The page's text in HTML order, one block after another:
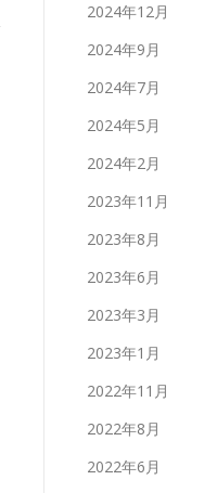
2024年12月
2024年9月
2024年7月
2024年5月
2024年2月
2023年11月
2023年8月
2023年6月
2023年3月
2023年1月
2022年11月
2022年8月
2022年6月